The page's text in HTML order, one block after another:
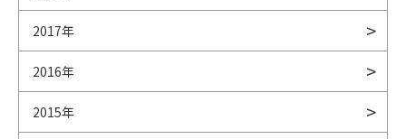
2017年
2016年
2015年